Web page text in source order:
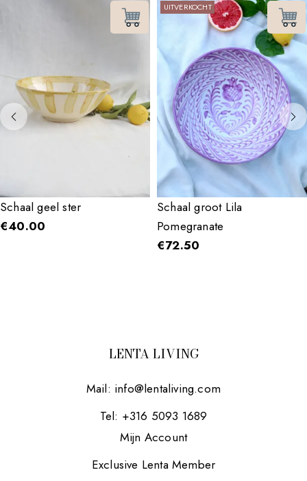
Schaal geel ster
€40.00
UITVERKOCHT
Schaal groot Lila
Pomegranate
€72.50
LENTA LIVING
Mail: info@lentaliving.com
Tel: +316 5093 1689
Mijn Account
Exclusive Lenta Member